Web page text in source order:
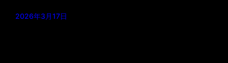
2026年3月17日